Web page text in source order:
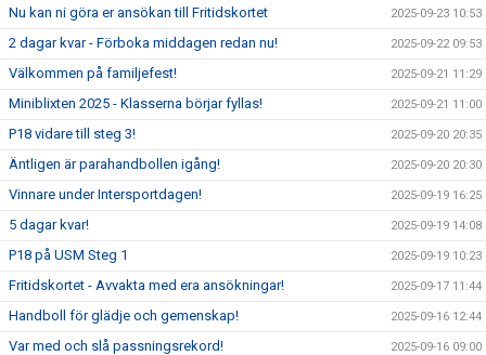
Nu kan ni göra er ansökan till Fritidskortet 2025-09-23 10:53
2 dagar kvar - Förboka middagen redan nu! 2025-09-22 09:53
Välkommen på familjefest! 2025-09-21 11:29
Miniblixten 2025 - Klasserna börjar fyllas! 2025-09-21 11:00
P18 vidare till steg 3! 2025-09-20 20:35
Äntligen är parahandbollen igång! 2025-09-20 20:30
Vinnare under Intersportdagen! 2025-09-19 16:25
5 dagar kvar! 2025-09-19 14:08
P18 på USM Steg 1 2025-09-19 10:23
Fritidskortet - Avvakta med era ansökningar! 2025-09-17 11:44
Handboll för glädje och gemenskap! 2025-09-16 12:44
Var med och slå passningsrekord! 2025-09-16 09:00